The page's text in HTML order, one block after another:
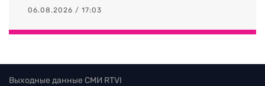
06.08.2026 / 17:03
Выходные данные СМИ RTVI